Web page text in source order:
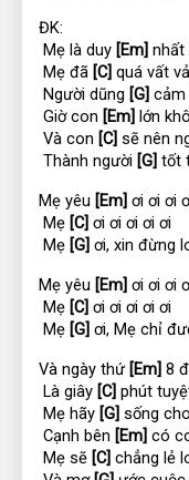
ĐK:
Mẹ là duy [Em] nhất
Mẹ đã [C] quá vất
Người dũng [G] cảm
Giờ con [Em] lớn
Và con [C] sẽ nên
Thành người [G] tốt
Mẹ yêu [Em] ơi ơi ơi
Mẹ [C] ơi ơi ơi ơi ơi
Mẹ [G] ơi, xin đừng
Mẹ yêu [Em] ơi ơi ơi
Mẹ [C] ơi ơi ơi ơi ơi
Mẹ [G] ơi, Mẹ chỉ
Và ngày thứ [Em] 8
Là giây [C] phút
Mẹ hãy [G] sống
Cạnh bên [Em] có
Mẹ sẽ [C] chẳng lẻ